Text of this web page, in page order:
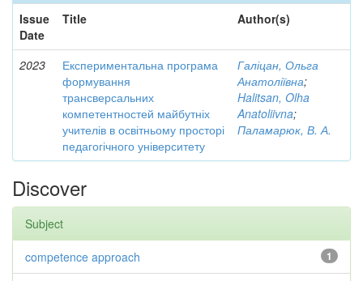
Issue
Date
Title Author(s)
2023
Експериментальна програма
формування
трансверсальних
компетентностей майбутніх
учителів в освітньому просторі
педагогічного університету
Галіцан, Ольга
Анатоліївна;
Halitsan, Olha
Anatoliivna;
Паламарюк, В. А.
Discover
Subject
1
competence approach